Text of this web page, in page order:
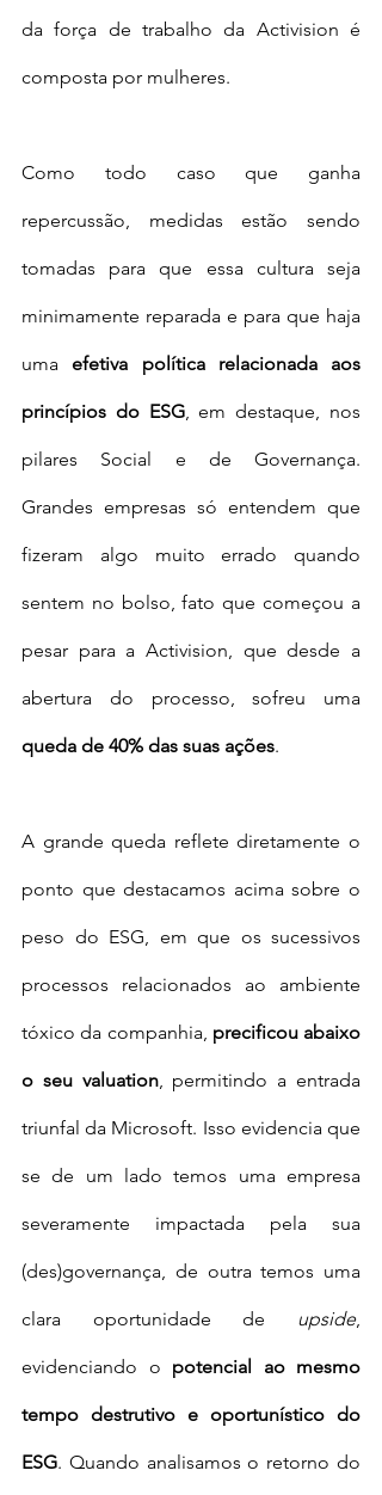
da força de trabalho da Activision é
composta por mulheres.
Como todo caso que ganha
repercussão, medidas estão sendo
tomadas para que essa cultura seja
minimamente reparada e para que haja
uma efetiva política relacionada aos
princípios do ESG, em destaque, nos
pilares Social e de Governança.
Grandes empresas só entendem que
fizeram algo muito errado quando
sentem no bolso, fato que começou a
pesar para a Activision, que desde a
queda de 40% das suas ações.
A grande queda reflete diretamente o
ponto que destacamos acima sobre o
peso do ESG, em que os sucessivos
processos relacionados ao ambiente
tóxico da companhia, precificou abaixo
o seu valuation, permitindo a entrada
triunfal da Microsoft. Isso evidencia que
se de um lado temos uma empresa
severamente impactada pela sua
(des)governança, de outra temos uma
clara oportunidade de upside,
evidenciando o potencial ao mesmo
tempo destrutivo e oportunístico do
ESG. Quando analisamos o retorno do